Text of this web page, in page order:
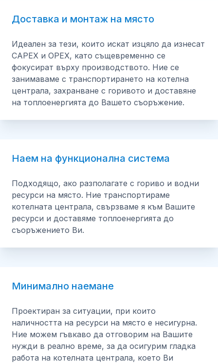
Ние предоставяме услуги по стартиране, свързване и
Доставка и монтаж на място
Идеален за тези, които искат изцяло да изнесат
CAPEX и OPEX, като същевременно се
фокусират върху производството. Ние се
занимаваме с транспортирането на котелна
централа, захранване с горивото и доставяне
на топлоенергията до Вашето съоръжение.
Наем на функционална система
Подходящо, ако разполагате с гориво и водни
ресурси на място. Ние транспортираме
котелната централа, свързваме я към Вашите
ресурси и доставяме топлоенергията до
съоръжението Ви.
Минимално наемане
Проектиран за ситуации, при които
наличността на ресурси на място е несигурна.
Ние можем гъвкаво да отговорим на Вашите
нужди в реално време, за да осигурим гладка
работа на котелната централа, което Ви